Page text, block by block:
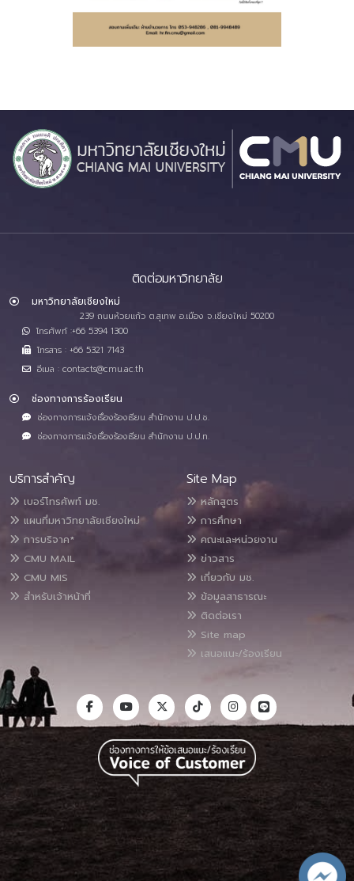
ติดต่อมหาวิทยาลัย
มหาวิทยาลัยเชียงใหม่
239 ถนนห้วยแก้ว ต.สุเทพ อ.เมือง จ.เชียงใหม่ 50200
โทรศัพท์ :+66 5394 1300
โทรสาร : +66 5321 7143
อีเมล : contacts@cmu.ac.th
ช่องทางการร้องเรียน
ช่องทางการแจ้งเรื่องร้องเรียน สำนักงาน ป.ป.ช.
ช่องทางการแจ้งเรื่องร้องเรียน สำนักงาน ป.ป.ท.
บริการสำคัญ
เบอร์โทรศัพท์ มช.
แผนที่มหาวิทยาลัยเชียงใหม่
การบริจาค*
CMU MAIL
CMU MIS
สำหรับเจ้าหน้าที่
Site Map
หลักสูตร
การศึกษา
คณะและหน่วยงาน
ข่าวสาร
เกี่ยวกับ มช.
ข้อมูลสาธารณะ
ติดต่อเรา
Site map
เสนอแนะ/ร้องเรียน